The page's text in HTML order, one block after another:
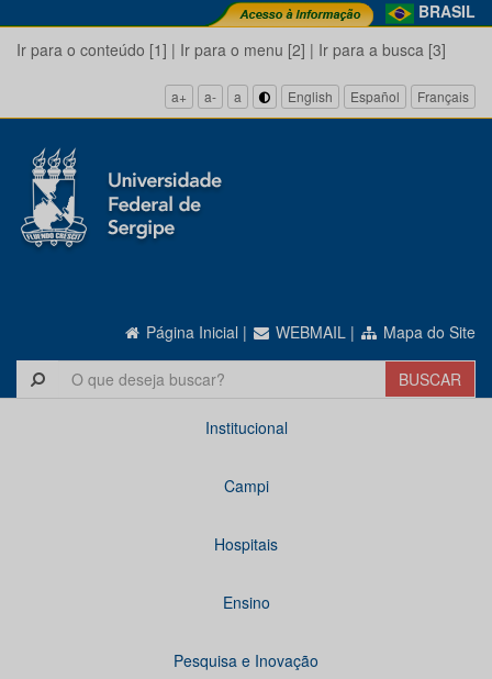
BRASIL
Ir para o conteúdo [1] | Ir para o menu [2] | Ir para a busca [3]
a+ a- a English Español Français
Página Inicial | WEBMAIL | Mapa do Site
Institucional
Campi
Hospitais
Ensino
Pesquisa e Inovação